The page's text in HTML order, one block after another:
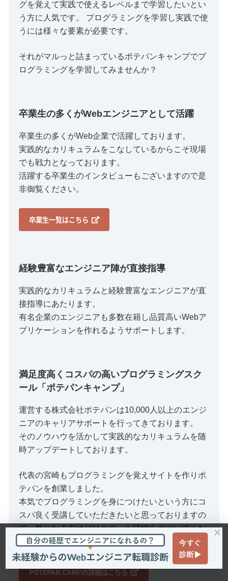
グを覚えて実践で使えるレベルまで学習したいとい
う方に人気です。 プログラミングを学習し実践で使
うには様々な要素が必要です。
それがマルっと詰まっているポテパンキャンプでプ
ログラミングを学習してみませんか？
卒業生の多くがWebエンジニアとして活躍
卒業生の多くがWeb企業で活躍しております。
実践的なカリキュラムをこなしているからこそ現場
でも戦力となっております。
活躍する卒業生のインタビューもございますので是
非御覧ください。
卒業生一覧はこちら
経験豊富なエンジニア陣が直接指導
実践的なカリキュラムと経験豊富なエンジニアが直
接指導にあたります。
有名企業のエンジニアも多数在籍し品質高いWebア
プリケーションを作れるようサポートします。
満足度高くコスパの高いプログラミングスク
ール「ポテパンキャンプ」
運営する株式会社ポテパンは10,000人以上のエンジ
ニアのキャリアサポートを行ってきております。
そのノウハウを活かして実践的なカリキュラムを随
時アップデートしております。
代表の宮崎もプログラミングを覚えサイトを作りポ
テパンを創業しました。
本気でプログラミングを身につけたいという方にコ
スパ良く受講していただきたいと思っておりますの
で、気になる方はぜひスクール詳細をのぞいてくだ
さいませ。
POTEPAN CAMPの詳細はこちら